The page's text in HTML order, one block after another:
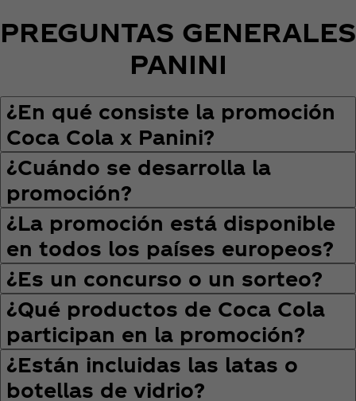
PREGUNTAS GENERALES
PANINI
¿En qué consiste la promoción
Coca Cola x Panini?
¿Cuándo se desarrolla la
promoción?
¿La promoción está disponible
en todos los países europeos?
¿Es un concurso o un sorteo?
¿Qué productos de Coca Cola
participan en la promoción?
¿Están incluidas las latas o
botellas de vidrio?